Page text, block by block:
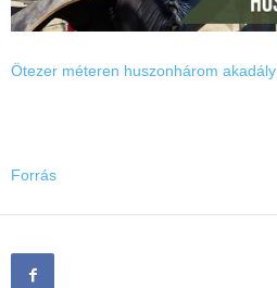
Ötezer méteren huszonhárom akadály
Forrás